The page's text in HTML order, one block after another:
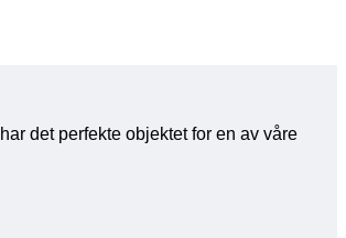
det perfekte objektet for en av våre